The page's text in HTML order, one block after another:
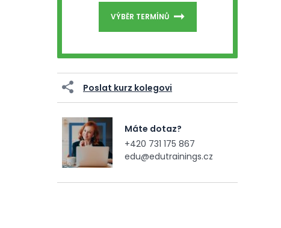
VÝBĚR TERMÍNŮ
Poslat kurz kolegovi
Máte dotaz?
+420 731 175 867
edu@edutrainings.cz